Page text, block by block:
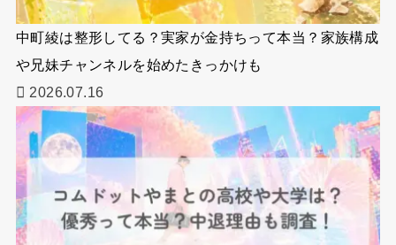
中町綾は整形してる？実家が金持ちって本当？家族構成
や兄妹チャンネルを始めたきっかけも
2026.07.16